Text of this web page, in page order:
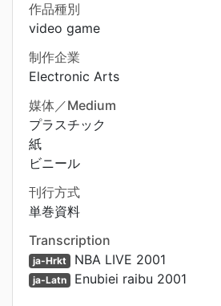
作品種別
video game
制作企業
Electronic Arts
媒体／Medium
プラスチック
紙
ビニール
刊行方式
単巻資料
Transcription
ja-Hrkt NBA LIVE 2001
ja-Latn Enubiei raibu 2001